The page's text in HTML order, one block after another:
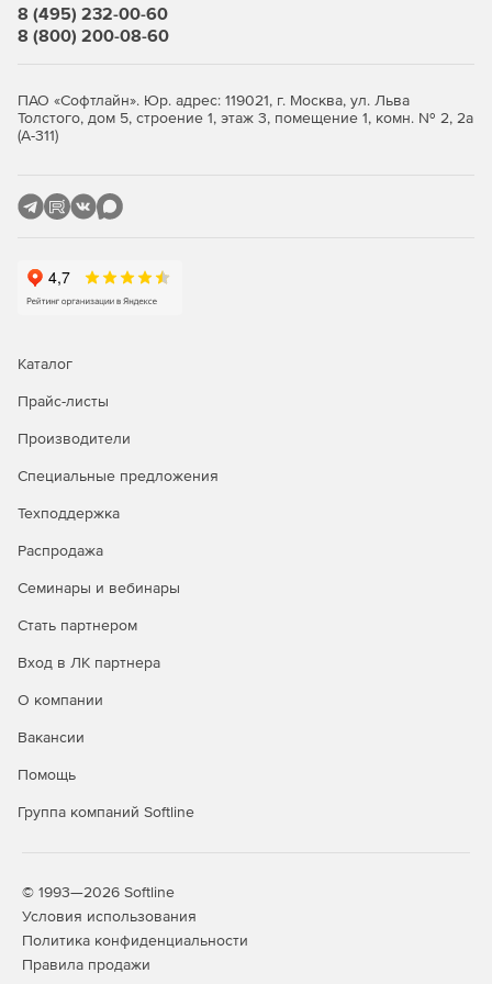
Rogue Wave IMSL Library (дополнение; доступно в виде
дополнения для любого продукта Windows Fortran
Новое в версии 2020
производительности на новейших процессорах Intel
Векторизация и потоковая обработка кода с
поддержкой SIMD, включая Intel AVX-512.
Ускоренный вывод AI с помощью компиляторов от
анализа, которые поддерживают Intel Deep Learning
Boost с векторными инструкциями нейронной сети
уровня 2-го поколения.
Разработка для больших объемов памяти до 512 Гб
DIMM. Возможность идентифицировать, оптимизирать
и настраивать платформы Intel для постоянной памяти
Intel Optane DC с помощью Intel VTune Profiler.
Расширенное профилирование с возможностью
платформы.
Анализ имитации кеша для векторизации для L1, L2,
Adapter для высокоскоростной связи для приложений
Полная поддержка C ++ 2017 с начальной поддержкой
C ++ 20.
8 (495) 232-00-60
8 (800) 200-08-60
ПАО «Софтлайн». Юр. адрес: 119021, г. Москва, ул. Льва
Толстого, дом 5, строение 1, этаж 3, помещение 1, комн. № 2, 2а
(А-311)
Каталог
Прайс-листы
Производители
Специальные предложения
Техподдержка
Распродажа
Семинары и вебинары
Стать партнером
Вход в ЛК партнера
О компании
Вакансии
Помощь
Группа компаний Softline
© 1993—2026 Softline
Условия использования
Политика конфиденциальности
Правила продажи